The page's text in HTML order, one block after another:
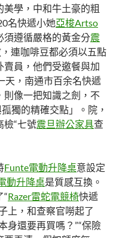
學，中和牛土豪的粗
名快遞小她亞梭Artso
須遵循嚴格的黃金分震
連咖啡豆都必須以五點
賣員，他們受邀餐與加
天，南通市百余名快遞
則像一把知識之劍，不
獨的精確交點」。院，
檢“七號震旦辦公家具查
Funte電動升降桌意設定
動升降桌是質感互換。
“Razer雷蛇電競椅快遞
上，和查察官嘮起了
身還要再買嗎？”“保險